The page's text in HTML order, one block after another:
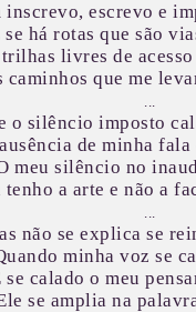
inscrevo, escrevo e
se há rotas que são
livres de
caminhos que me
...
o silêncio imposto
de minha
meu silêncio no
tenho a arte e não a
...
não se explica se
minha voz se
se calado o meu
se amplia na